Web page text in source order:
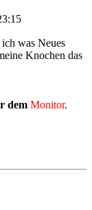
was Neues
Knochen das
dem Monitor.